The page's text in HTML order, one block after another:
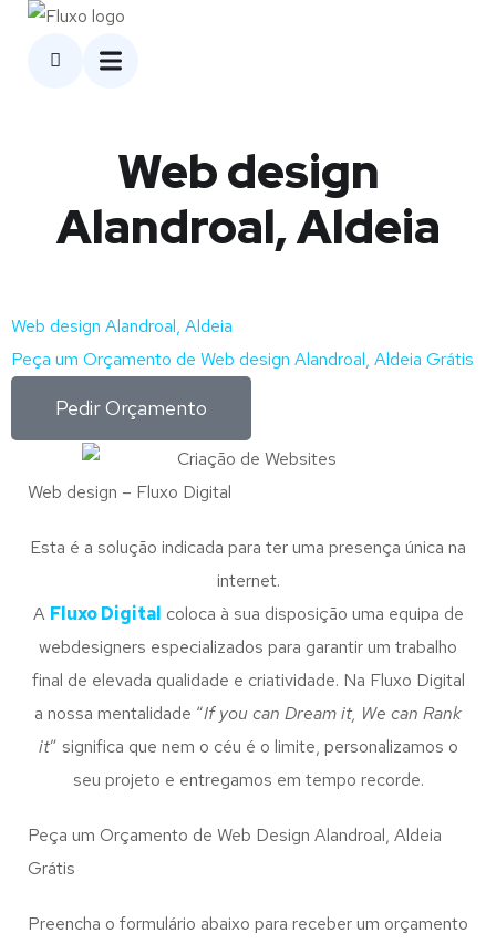
Web design
Alandroal, Aldeia
Web design Alandroal, Aldeia
Peça um Orçamento de Web design Alandroal, Aldeia Grátis
Pedir Orçamento
Web design – Fluxo Digital
Esta é a solução indicada para ter uma presença única na
internet.
A Fluxo Digital coloca à sua disposição uma equipa de
webdesigners especializados para garantir um trabalho
final de elevada qualidade e criatividade. Na Fluxo Digital
a nossa mentalidade “If you can Dream it, We can Rank
it” significa que nem o céu é o limite, personalizamos o
seu projeto e entregamos em tempo recorde.
Peça um Orçamento de Web Design Alandroal, Aldeia
Grátis
Preencha o formulário abaixo para receber um orçamento